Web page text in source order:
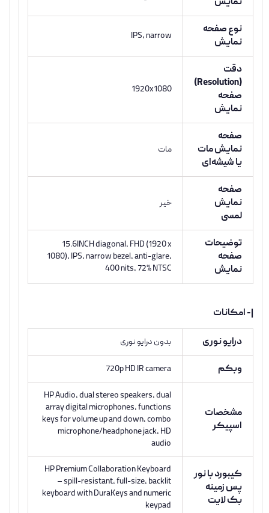
نوع صفحه
نمایش
IPS, narrow
دقت
(Resolution)
صفحه
نمایش
1920x1080
صفحه
نمایش مات
یا شیشه‌ای
مات
صفحه
نمایش
لمسی
خیر
توضیحات
صفحه
نمایش
15.6INCH diagonal, FHD (1920 x
1080), IPS, narrow bezel, anti-glare,
400 nits, 72% NTSC
|- امکانات
درایو نوری بدون درایو نوری
وبکم 720p HD IR camera
مشخصات
اسپیکر
HP Audio, dual stereo speakers, dual
array digital microphones, functions
keys for volume up and down, combo
microphone/headphone jack, HD
audio
کیبورد با نور
پس زمینه
بک لایت
HP Premium Collaboration Keyboard
– spill-resistant, full-size, backlit
keyboard with DuraKeys and numeric
keypad